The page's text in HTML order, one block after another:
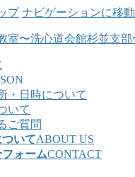
プ ナビゲーションに移動
・日時について
いて
ご質問
いてABOUT US
ォームCONTACT